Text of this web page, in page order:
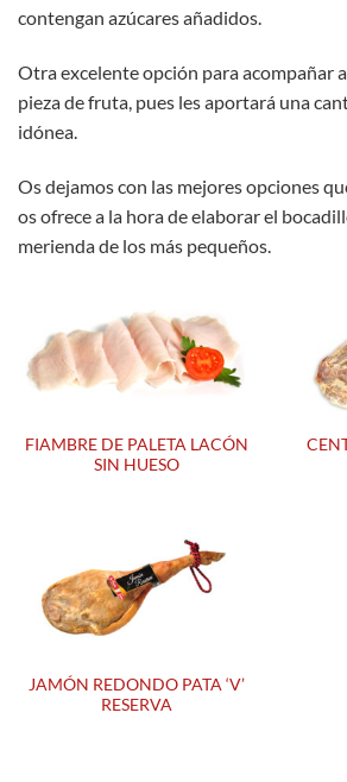
contengan azúcares añadidos.
Otra excelente opción para acompañar
pieza de fruta, pues les aportará una
idónea.
Os dejamos con las mejores opciones
os ofrece a la hora de elaborar el
merienda de los más pequeños.
FIAMBRE DE PALETA LACÓN
SIN HUESO
JAMÓN REDONDO PATA ‘V’
RESERVA